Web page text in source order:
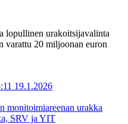
lopullinen urakoitsijavalinta
varattu 20 miljoonan euron
19.1.2026
monitoimiareenan urakka
SRV ja YIT